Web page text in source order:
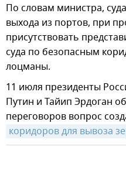
По словам министра,
выхода из портов, при
присутствовать
суда по безопасным
лоцманы.
11 июля президенты
Путин и Тайип Эрдоган
переговоров вопрос
коридоров для вывоза